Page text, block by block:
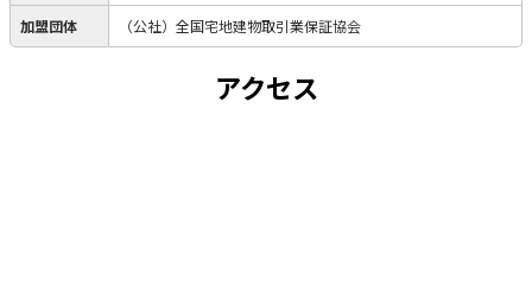
加盟団体 （公社）全国宅地建物取引業保証協会
アクセス